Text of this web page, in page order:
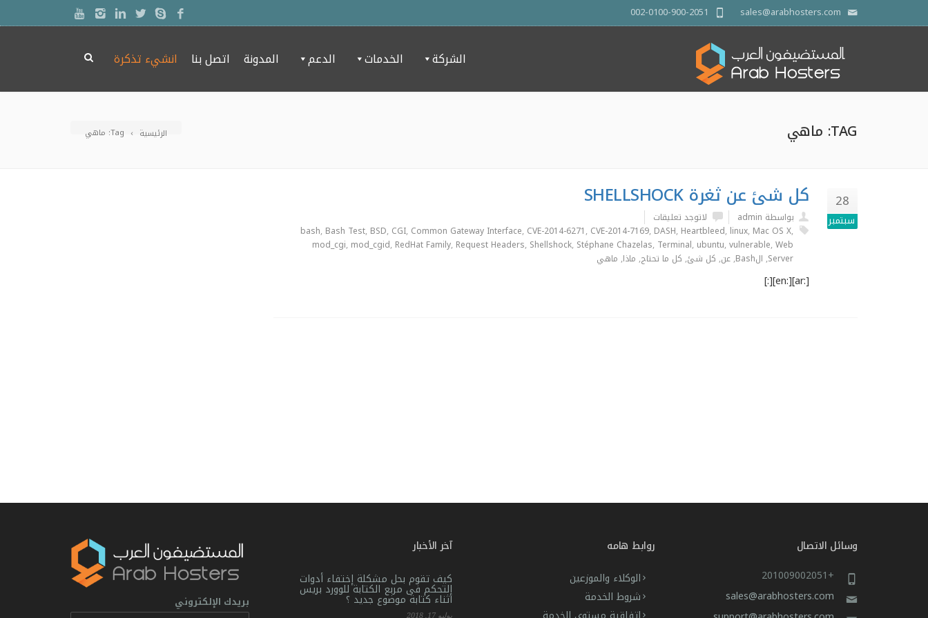
sales@arabhosters.com
002-0100-900-2051
الشركة الخدمات الدعم المدونة اتصل بنا انشيء تذكرة
الرئيسية Tag: ماهي TAG: ماهي
28
سبتمبر
كل شئ عن ثغرة SHELLSHOCK
بواسطة admin
لاتوجد تعليقات
bash, Bash Test, BSD, CGI, Common Gateway Interface, CVE-2014-6271, CVE-2014-7169, DASH, Heartbleed, linux, Mac OS X,
mod_cgi, mod_cgid, RedHat Family, Request Headers, Shellshock, Stéphane Chazelas, Terminal, ubuntu, vulnerable, Web
Server
, الBash ,عن, كل شئ, كل ما تحتاج, ماذا, ماهي
[:ar][:en][:]
وسائل الاتصال
+201009002051
sales@arabhosters.com
روابط هامه
الوكلاء والموزعين
شروط الخدمة
آخر الأخبار
كيف تقوم بحل مشكلة إختفاء أدوات
التحكم فى مربع الكتابة للوورد بريس
أثناء كتابة موضوع جديد ؟
يوليو 17, 2018
بريدك الإلكتروني